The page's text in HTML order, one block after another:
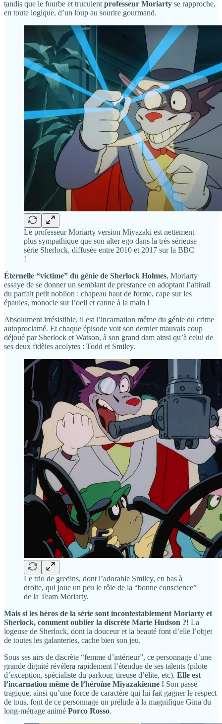
tandis que le fourbe et truculent professeur Moriarty se rapproche,
en toute logique, d’un loup au sourire gourmand.
Le professeur Moriarty version Miyazaki est nettement
plus sympathique que son alter ego dans la très sérieuse
série Sherlock, diffusée entre 2010 et 2017 sur la BBC
!
Éternelle “victime” du génie de Sherlock Holmes, Moriarty
essaye de se donner un semblant de prestance en adoptant l’attirail
du parfait petit noblion : chapeau haut de forme, cape sur les
épaules, monocle sur l’oeil et canne à la main !
Absolument irrésistible, il est l’incarnation même du génie du crime
autoproclamé. Et chaque épisode voit son dernier mauvais coup
déjoué par Sherlock et Watson, à son grand dam ainsi qu’à celui de
ses deux fidèles acolytes : Todd et Smiley.
Le trio de gredins, dont l’adorable Smiley, en bas à
droite, qui joue un peu le rôle de la “bonne conscience”
de la Team Moriarty.
Mais si les héros de la série sont incontestablement Moriarty et
Sherlock, comment oublier la discrète Marie Hudson ?! La
logeuse de Sherlock, dont la douceur et la beauté font d’elle l’objet
de toutes les galanteries, cache bien son jeu.
Sous ses airs de discrète “femme d’intérieur”, ce personnage d’une
grande dignité révélera rapidement l’étendue de ses talents (pilote
d’exception, spécialiste du parkour, tireuse d’élite, etc). Elle est
l’incarnation même de l’héroïne Miyazakienne ! Son passé
tragique, ainsi qu’une force de caractère qui lui fait gagner le respect
de tous, font de ce personnage un prélude à la magnifique Gina du
long-métrage animé Porco Rosso.